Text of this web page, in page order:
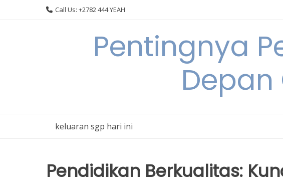
Call Us: +2782 444 YEAH
Pentingnya
Depan
keluaran sgp hari ini
Pendidikan Berkualitas: